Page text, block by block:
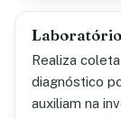
Realiza
diagnóstico
auxiliam na